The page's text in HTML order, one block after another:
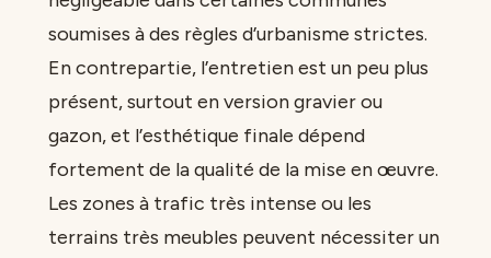
soumises à des règles d’urbanisme strictes.
En contrepartie, l’entretien est un peu plus
présent, surtout en version gravier ou
gazon, et l’esthétique finale dépend
fortement de la qualité de la mise en œuvre.
Les zones à trafic très intense ou les
terrains très meubles peuvent nécessiter un